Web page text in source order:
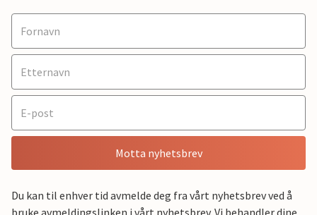
Motta nyhetsbrev
Du kan til enhver tid avmelde deg fra vårt nyhetsbrev ved å